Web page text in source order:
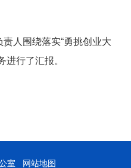
人围绕落实“勇挑创业大
进行了汇报。
室 网站地图